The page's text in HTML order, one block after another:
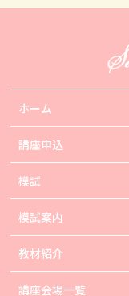
ホーム
講座申込
模試
模試案内
教材紹介
講座会場一覧